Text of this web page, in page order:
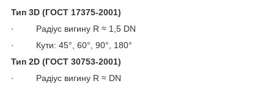
Тип 3D (ГОСТ 17375-2001)
· Радіус вигину R ≈ 1,5 DN
· Кути: 45°, 60°, 90°, 180°
Тип 2D (ГОСТ 30753-2001)
· Радіус вигину R ≈ DN